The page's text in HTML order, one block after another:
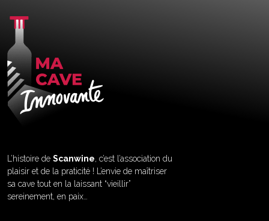
L’histoire de Scanwine, c’est l’association du
plaisir et de la praticité ! L’envie de maîtriser
sa cave tout en la laissant “vieillir”
sereinement, en paix…